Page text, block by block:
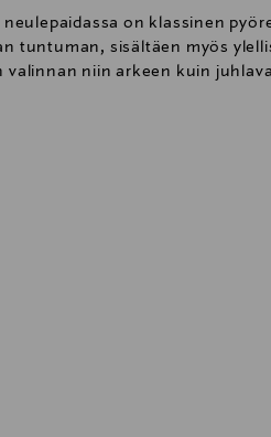
on klassinen
tuntuman, sisältäen myös
valinnan niin arkeen kuin